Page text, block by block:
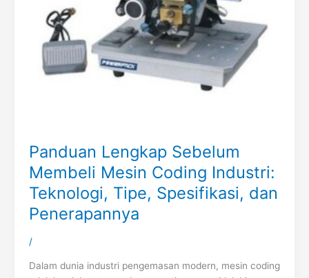
Panduan Lengkap Sebelum
Membeli Mesin Coding Industri:
Teknologi, Tipe, Spesifikasi, dan
Penerapannya
/
Dalam dunia industri pengemasan modern, mesin coding